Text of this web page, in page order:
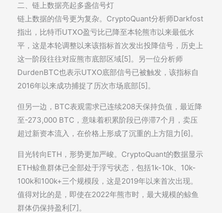
二、链上数据亮起多盏信号灯
链上数据的信号更为复杂。CryptoQuant分析师Darkfost
指出，比特币UTXO盈亏比已降至本轮熊市以来最低水
平，这是本轮调整以来该指标首次发出投降信号，历史上
这一阶段往往对应熊市底部区域[5]。另一位分析师
DurdenBTC也表示UTXO底部信号已被触发，该指标自
2016年以来成功捕捉了历次市场底部[5]。
但另一边，BTC表观需求已连续208天保持负值，最近降
至-273,000 BTC，意味着积累阶段已停滞7个月，卖压
超过新资本流入，在价格上形成了沉重的上方阻力[6]。
目光转向ETH，形势更加严峻。CryptoQuant的数据显示
ETH鲸鱼群体已全部处于浮亏状态，包括1k-10k、10k-
100k和100k+三个规模段，这是2019年以来首次出现。
值得对比的是，即使在2022年熊市时，最大规模的鲸鱼
群体仍保持盈利[7]。